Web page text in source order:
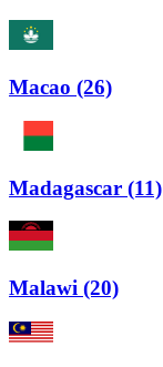
Macao (26)
Madagascar (11)
Malawi (20)